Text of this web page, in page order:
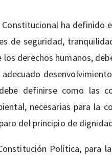
ha definido
de seguridad,
derechos humanos,
definirse como las
necesarias para la
del principio de
Política, para